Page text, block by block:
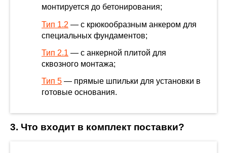
монтируется до бетонирования;
Тип 1.2 — с крюкообразным анкером для
специальных фундаментов;
Тип 2.1 — с анкерной плитой для
сквозного монтажа;
Тип 5 — прямые шпильки для установки в
готовые основания.
3. Что входит в комплект поставки?